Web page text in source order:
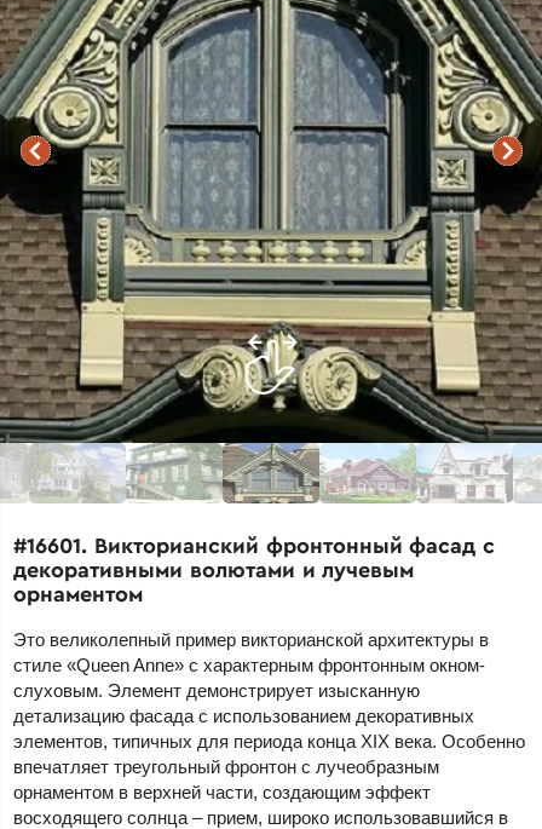
#16601. Викторианский фронтонный фасад с
декоративными волютами и лучевым
орнаментом
Это великолепный пример викторианской архитектуры в
стиле «Queen Anne» с характерным фронтонным окном-
слуховым. Элемент демонстрирует изысканную
детализацию фасада с использованием декоративных
элементов, типичных для периода конца XIX века. Особенно
впечатляет треугольный фронтон с лучеобразным
орнаментом в верхней части, создающим эффект
восходящего солнца – прием, широко использовавшийся в